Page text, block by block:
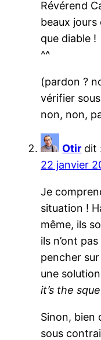
Révérend
beaux jours
que diable !
^^
(pardon ?
vérifier
non, non,
Otir dit
22 janvier
Je
situation !
même, ils
ils n’ont
pencher
une
it’s the
Sinon, bien
sous